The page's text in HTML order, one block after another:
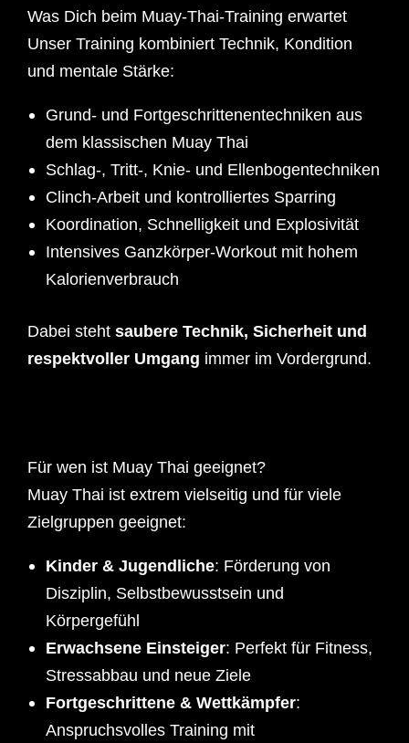
Was Dich beim Muay-Thai-Training erwartet
Unser Training kombiniert Technik, Kondition
und mentale Stärke:
Grund- und Fortgeschrittenentechniken aus
dem klassischen Muay Thai
Schlag-, Tritt-, Knie- und Ellenbogentechniken
Clinch-Arbeit und kontrolliertes Sparring
Koordination, Schnelligkeit und Explosivität
Intensives Ganzkörper-Workout mit hohem
Kalorienverbrauch
Dabei steht saubere Technik, Sicherheit und
respektvoller Umgang immer im Vordergrund.
Für wen ist Muay Thai geeignet?
Muay Thai ist extrem vielseitig und für viele
Zielgruppen geeignet:
Kinder & Jugendliche: Förderung von
Disziplin, Selbstbewusstsein und
Körpergefühl
Erwachsene Einsteiger: Perfekt für Fitness,
Stressabbau und neue Ziele
Fortgeschrittene & Wettkämpfer:
Anspruchsvolles Training mit